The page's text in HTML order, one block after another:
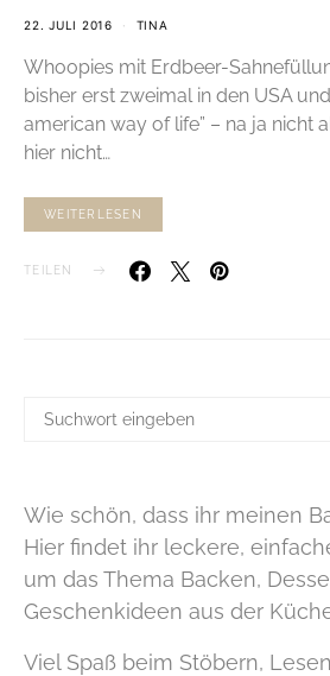
22. JULI 2016 TINA
Whoopies mit Erdbeer-
bisher erst zweimal in den USA
american way of life” – na ja nicht
hier nicht…
WEITERLESEN
TEILEN
SUCHE
Wie schön, dass ihr meinen
Hier findet ihr leckere,
um das Thema Backen,
Geschenkideen aus der
Viel Spaß beim Stöbern,